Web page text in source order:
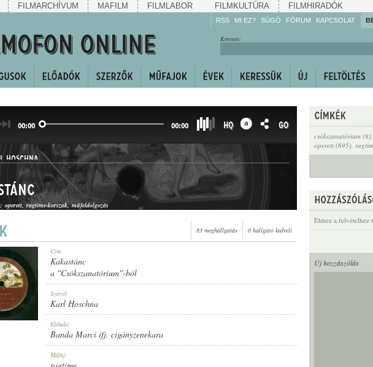
FILMARCHÍVUM MAFILM FILMLABOR FILMKULTÚRA FILMHIRADÓK
RSS MI EZ? SÚGÓ
Gyarapítsa!
FÓRUM KAPCSOLAT
Keresés:
csókszanatórium (8),
operett (695),
Ehhez a felvételhez
Új hozzászólás
00:00 00:00 HQ GO
HOSCHNA
1912 KÖRÜL
operett ragtime-korszak műfeldolgozás
83 meghallgatás 0 hallgató kedveli
Cím:
Kakastánc
a "Csókszanatórium"-ból
Szerző:
Karl Hoschna
Előadó:
Banda Marci ifj. cigányzenekara
Műfaj: